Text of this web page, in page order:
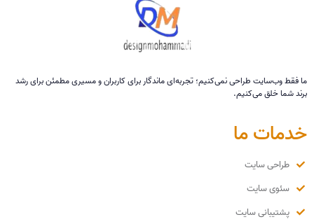
ما فقط وب‌سایت طراحی نمی‌کنیم؛ تجربه‌ای ماندگار برای کاربران و مسیری مطمئن برای رشد
برند شما خلق می‌کنیم.
خدمات ما
طراحی سایت
سئوی سایت
پشتیبانی سایت